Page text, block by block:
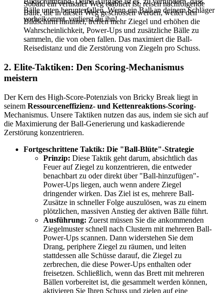
Bälle unten herunterfallen. Wenn ein Ball an deinem Schläger
vorbeikommt, verlierst du ihn!
Sobald ein vertikaler Weg etabliert ist, reisen nachfolgende
Bälle, die in diesen Weg geschossen werden, weiter den
Bildschirm hinunter, treffen mehr Ziegel und erhöhen die
Wahrscheinlichkeit, Power-Ups und zusätzliche Bälle zu
sammeln, die von oben fallen. Das maximiert die Ball-
Reisedistanz und die Zerstörung von Ziegeln pro Schuss.
2. Elite-Taktiken: Den Scoring-Mechanismus
meistern
Der Kern des High-Score-Potenzials von Bricky Break liegt in
seinem Ressourceneffizienz- und Kettenreaktions-Scoring-
Mechanismus. Unsere Taktiken nutzen das aus, indem sie sich auf
die Maximierung der Ball-Generierung und kaskadierende
Zerstörung konzentrieren.
Fortgeschrittene Taktik: Die "Ball-Blüte"-Strategie
Prinzip: Diese Taktik geht darum, absichtlich das
Feuer auf Ziegel zu konzentrieren, die entweder
benachbart zu oder direkt über "Ball-hinzufügen"-
Power-Ups liegen, auch wenn andere Ziegel
dringender wirken. Das Ziel ist es, mehrere Ball-
Zusätze in schneller Folge auszulösen, was zu einem
plötzlichen, massiven Anstieg der aktiven Bälle führt.
Ausführung: Zuerst müssen Sie die ankommenden
Ziegelmuster schnell nach Clustern mit mehreren Ball-
Power-Ups scannen. Dann widerstehen Sie dem
Drang, periphere Ziegel zu räumen, und leiten
stattdessen alle Schüsse darauf, die Ziegel zu
zerbrechen, die diese Power-Ups enthalten oder
freisetzen. Schließlich, wenn das Brett mit mehreren
Bällen vorbereitet ist, die gesammelt werden können,
aktivieren Sie Ihren Schuss und zielen auf eine